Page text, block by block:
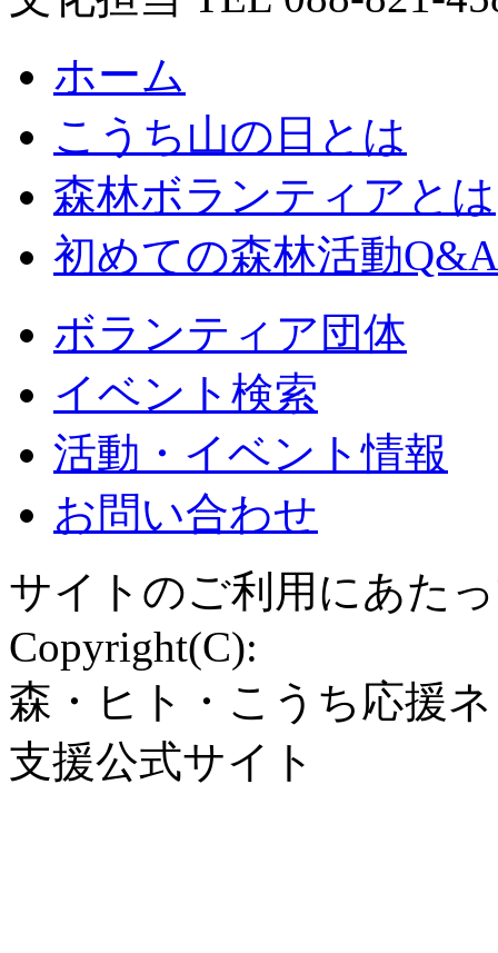
ホーム
こうち山の日とは
森林ボランティアとは
初めての森林活動Q&A
ボランティア団体
イベント検索
活動・イベント情報
お問い合わせ
サイトのご利用にあた
Copyright(C):
森・ヒト・こうち応援
支援公式サイト